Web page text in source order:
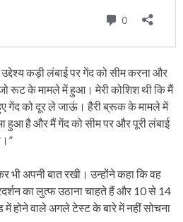
कड़ी लंबाई पर गेंद को सीम करना और
रूट के मामले में हुआ। मेरी कोशिश थी कि मैं
गेंद को दूर ले जाऊं। हैरी ब्रूक के मामले में
हुआ है और मैं गेंद को सीम पर और पूरी लंबाई
भी अपनी बात रखी। उन्होंने कहा कि वह
का लुत्फ उठाना चाहते हैं और 10 से 14
होने वाले अगले टेस्ट के बारे में नहीं सोचना